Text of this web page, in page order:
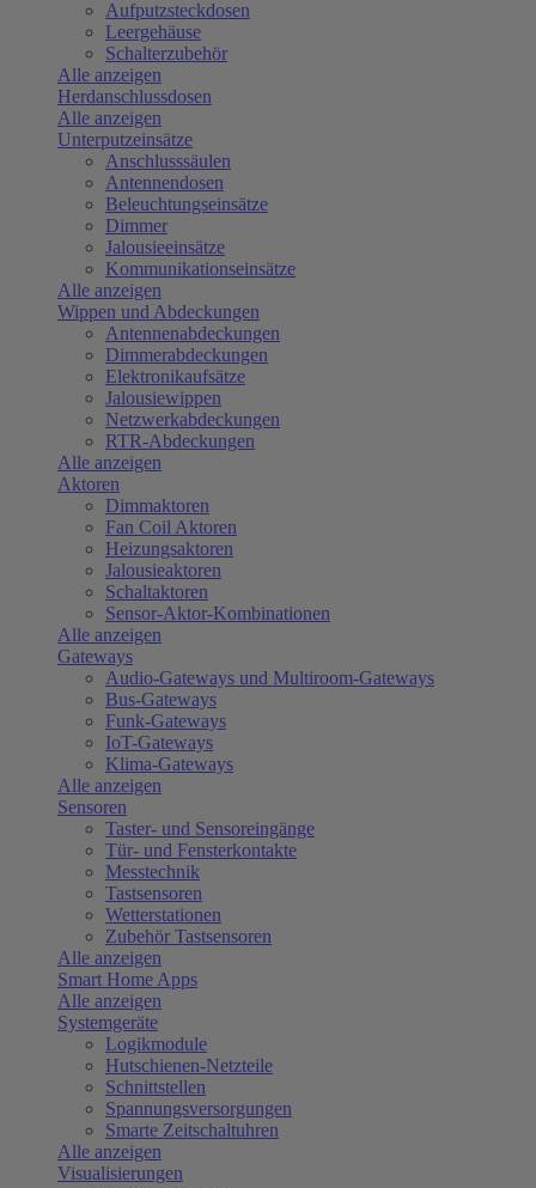
Aufputzsteckdosen
Leergehäuse
Schalterzubehör
Alle anzeigen
Herdanschlussdosen
Alle anzeigen
Unterputzeinsätze
Anschlusssäulen
Antennendosen
Beleuchtungseinsätze
Dimmer
Jalousieeinsätze
Kommunikationseinsätze
Alle anzeigen
Wippen und Abdeckungen
Antennenabdeckungen
Dimmerabdeckungen
Elektronikaufsätze
Jalousiewippen
Netzwerkabdeckungen
RTR-Abdeckungen
Alle anzeigen
Aktoren
Dimmaktoren
Fan Coil Aktoren
Heizungsaktoren
Jalousieaktoren
Schaltaktoren
Sensor-Aktor-Kombinationen
Alle anzeigen
Gateways
Audio-Gateways und Multiroom-Gateways
Bus-Gateways
Funk-Gateways
IoT-Gateways
Klima-Gateways
Alle anzeigen
Sensoren
Taster- und Sensoreingänge
Tür- und Fensterkontakte
Messtechnik
Tastsensoren
Wetterstationen
Zubehör Tastsensoren
Alle anzeigen
Smart Home Apps
Alle anzeigen
Systemgeräte
Logikmodule
Hutschienen-Netzteile
Schnittstellen
Spannungsversorgungen
Smarte Zeitschaltuhren
Alle anzeigen
Visualisierungen